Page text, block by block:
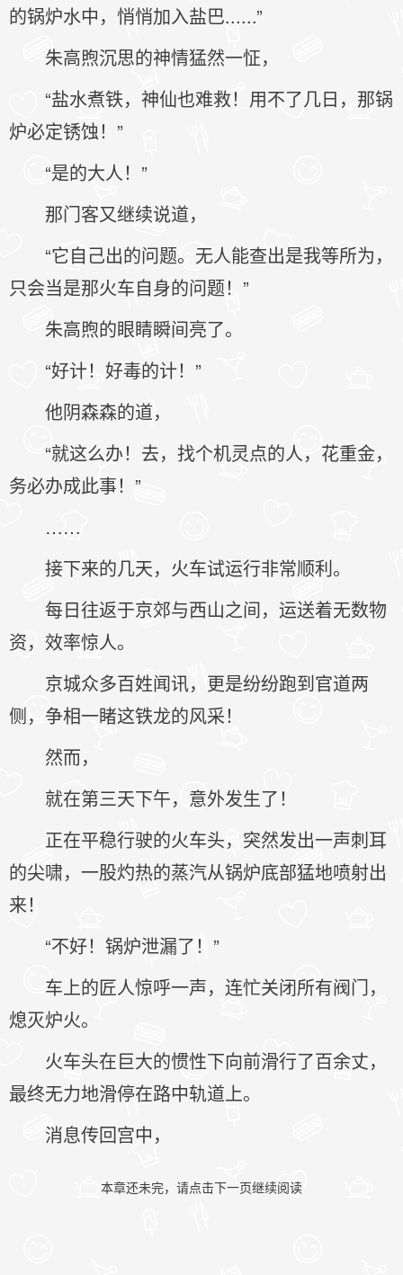
的锅炉水中，悄悄加入盐巴......”
朱高煦沉思的神情猛然一怔，
“盐水煮铁，神仙也难救！用不了几日，那锅
炉必定锈蚀！”
“是的大人！”
那门客又继续说道，
“它自己出的问题。无人能查出是我等所为，
只会当是那火车自身的问题！”
朱高煦的眼睛瞬间亮了。
“好计！好毒的计！”
他阴森森的道，
“就这么办！去，找个机灵点的人，花重金，
务必办成此事！”
……
接下来的几天，火车试运行非常顺利。
每日往返于京郊与西山之间，运送着无数物
资，效率惊人。
京城众多百姓闻讯，更是纷纷跑到官道两
侧，争相一睹这铁龙的风采！
然而，
就在第三天下午，意外发生了！
正在平稳行驶的火车头，突然发出一声刺耳
的尖啸，一股灼热的蒸汽从锅炉底部猛地喷射出
来！
“不好！锅炉泄漏了！”
车上的匠人惊呼一声，连忙关闭所有阀门，
熄灭炉火。
火车头在巨大的惯性下向前滑行了百余丈，
最终无力地滑停在路中轨道上。
消息传回宫中，
本章还未完，请点击下一页继续阅读